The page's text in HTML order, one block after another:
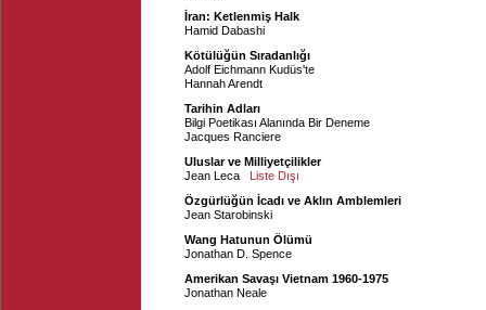
İran: Ketlenmiş Halk
Hamid Dabashi
Kötülüğün Sıradanlığı
Adolf Eichmann Kudüs'te
Hannah Arendt
Tarihin Adları
Bilgi Poetikası Alanında Bir Deneme
Jacques Ranciere
Uluslar ve Milliyetçilikler
Jean Leca
Liste Dışı
Özgürlüğün İcadı ve Aklın Amblemleri
Jean Starobinski
Wang Hatunun Ölümü
Jonathan D. Spence
Amerikan Savaşı Vietnam 1960-1975
Jonathan Neale